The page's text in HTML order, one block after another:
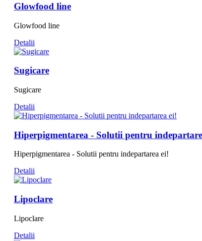
Glowfood line
Glowfood line
Detalii
Sugicare
Sugicare
Detalii
Hiperpigmentarea - Solutii pentru
Hiperpigmentarea - Solutii pentru indepartarea ei!
Detalii
Lipoclare
Lipoclare
Detalii